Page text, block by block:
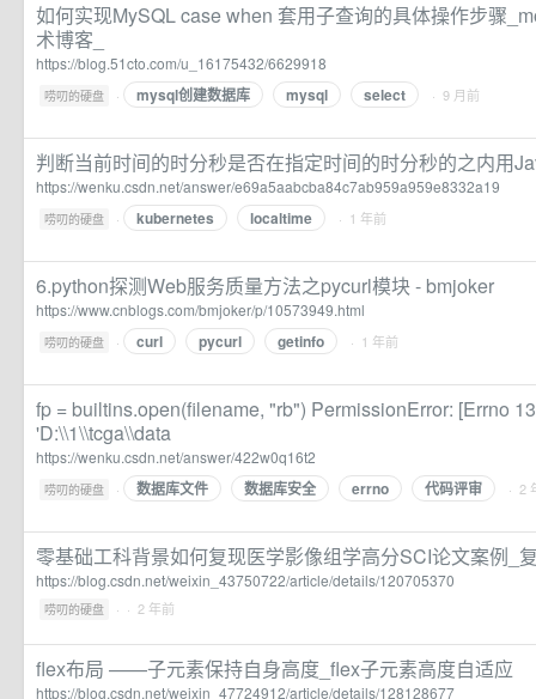
如何实现MySQL case when 套用子查询的具体操作步骤
术博客_
https://blog.51cto.com/u_16175432/6629918
唠叨的硬盘 · mysql创建数据库 mysql select · 9 月前
判断当前时间的时分秒是否在指定时间的时分秒的之内用
https://wenku.csdn.net/answer/e69a5aabcba84c7ab959a959e8332a19
唠叨的硬盘 · kubernetes localtime · 1 年前
6.python探测Web服务质量方法之pycurl模块 - bmjoker
https://www.cnblogs.com/bmjoker/p/10573949.html
唠叨的硬盘 · curl pycurl getinfo · 1 年前
fp = builtins.open(filename, "rb") PermissionError: [Errno
'D:\\1\\tcga\\data
https://wenku.csdn.net/answer/422w0q16t2
唠叨的硬盘 · 数据库文件 数据库安全 errno 代码评审 · 2
零基础工科背景如何复现医学影像组学高分SCI论文案例_
https://blog.csdn.net/weixin_43750722/article/details/120705370
唠叨的硬盘 · · 2 年前
flex布局 ——子元素保持自身高度_flex子元素高度自适应
https://blog.csdn.net/weixin_47724912/article/details/128128677